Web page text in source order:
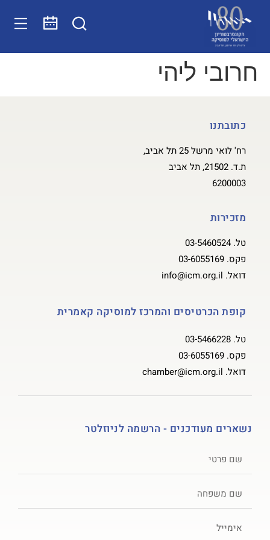
חרובי ליהי
כתובתנו
רח' לואי מרשל 25 תל אביב,
ת.ד. 21502, תל אביב
6200003
מזכירות
טל. 03-5460524
פקס. 03-6055169
דואל. info@icm.org.il
קופת הכרטיסים והמרכז למוסיקה קאמרית
טל. 03-5466228
פקס. 03-6055169
דואל. chamber@icm.org.il
נשארים מעודכנים - הרשמה לניוזלטר